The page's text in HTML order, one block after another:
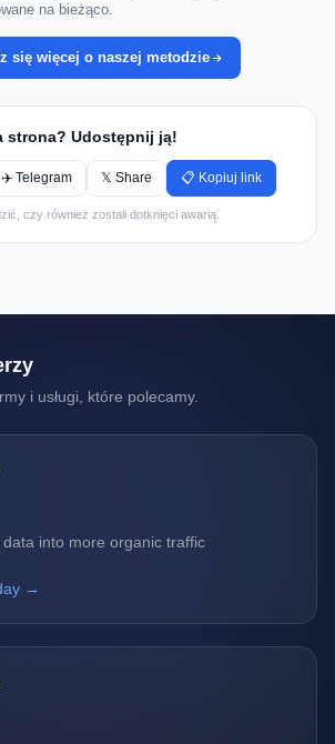
na bieżąco.
się więcej o naszej metodzie
strona? Udostępnij ją!
✈️ Telegram 𝕏 Share 📋 Kopiuj link
czy również zostali dotknięci awarią.
i usługi, które polecamy.
into more organic traffic
→